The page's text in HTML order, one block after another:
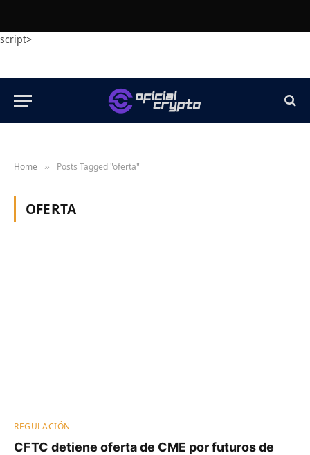
script>
Home » Posts Tagged "oferta"
OFERTA
REGULACIÓN
CFTC detiene oferta de CME por futuros de